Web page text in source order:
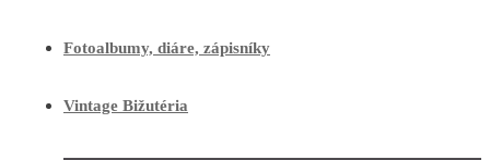
Fotoalbumy, diáre, zápisníky
Vintage Bižutéria